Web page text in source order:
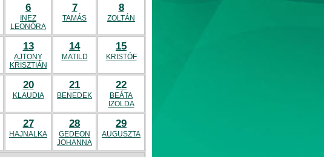
6
INEZ
LEONÓRA
7
TAMÁS
8
ZOLTÁN
13
AJTONY
KRISZTIÁN
14
MATILD
15
KRISTÓF
20
KLAUDIA
21
BENEDEK
22
BEÁTA
IZOLDA
27
HAJNALKA
28
GEDEON
JOHANNA
29
AUGUSZTA